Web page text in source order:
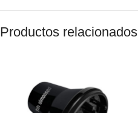
Productos relacionados